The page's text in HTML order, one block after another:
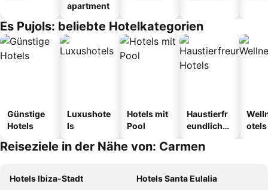
apartment
Es Pujols: beliebte Hotelkategorien
Günstige
Hotels
Luxushote
ls
Hotels mit
Pool
Haustierfr
eundliche
otels
Reiseziele in der Nähe von: Carmen
Hotels Ibiza-Stadt
Hotels Santa Eulalia